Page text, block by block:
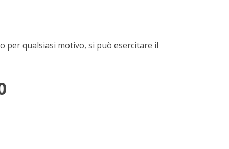
per qualsiasi motivo, si può esercitare il